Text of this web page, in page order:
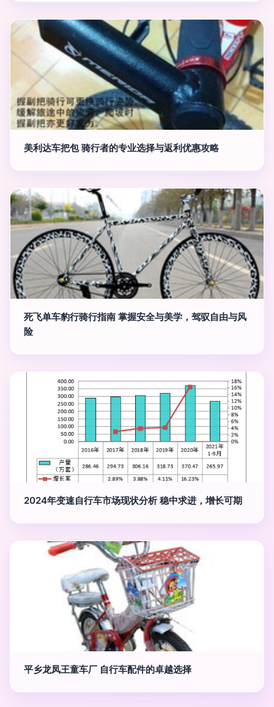
美利达车把包 骑行者的专业选择与返利优惠攻略
死飞单车豹行骑行指南 掌握安全与美学，驾驭自由与风
险
2024年变速自行车市场现状分析 稳中求进，增长可期
平乡龙凤王童车厂 自行车配件的卓越选择